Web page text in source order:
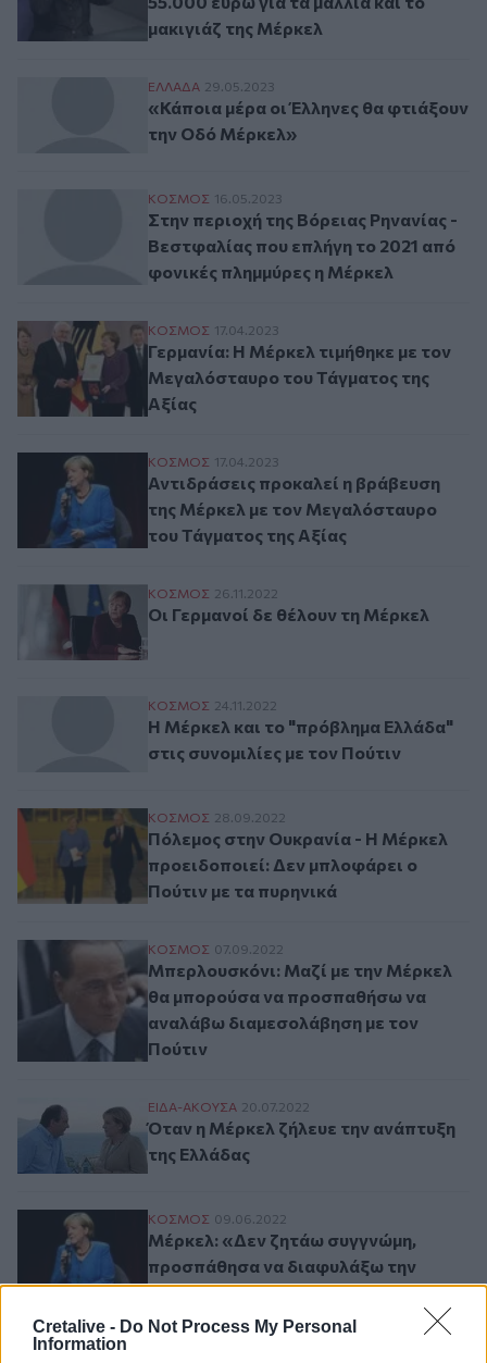
Cretalive - Do Not Process My Personal
Information
μακιγιάζ της Μέρκελ
«Κάποια μέρα οι Έλληνες θα φτιάξουν
ΕΛΛAΔΑ 29.05.2023
«Κάποια μέρα οι Έλληνες θα φτιάξουν
την Οδό Μέρκελ»
Στην περιοχή της Βόρειας Ρηνανίας -
ΚΟΣΜΟΣ 16.05.2023
Στην περιοχή της Βόρειας Ρηνανίας -
Βεστφαλίας που επλήγη το 2021 από
φονικές πλημμύρες η Μέρκελ
Γερμανία: Η Μέρκελ τιμήθηκε με τον
ΚΟΣΜΟΣ 17.04.2023
Γερμανία: Η Μέρκελ τιμήθηκε με τον
Μεγαλόσταυρο του Τάγματος της
Αξίας
Αντιδράσεις προκαλεί η βράβευση της
ΚΟΣΜΟΣ 17.04.2023
Αντιδράσεις προκαλεί η βράβευση
της Μέρκελ με τον Μεγαλόσταυρο
του Τάγματος της Αξίας
Οι Γερμανοί δε θέλουν τη Μέρκελ
ΚΟΣΜΟΣ 26.11.2022
Οι Γερμανοί δε θέλουν τη Μέρκελ
Η Μέρκελ και το "πρόβλημα Ελλάδα" στις
ΚΟΣΜΟΣ 24.11.2022
Η Μέρκελ και το "πρόβλημα Ελλάδα"
στις συνομιλίες με τον Πούτιν
Πόλεμος στην Ουκρανία - Η Μέρκελ
ΚΟΣΜΟΣ 28.09.2022
Πόλεμος στην Ουκρανία - Η Μέρκελ
προειδοποιεί: Δεν μπλοφάρει ο
Πούτιν με τα πυρηνικά
Μπερλουσκόνι: Μαζί με την Μέρκελ θα
ΚΟΣΜΟΣ 07.09.2022
Μπερλουσκόνι: Μαζί με την Μέρκελ
θα μπορούσα να προσπαθήσω να
αναλάβω διαμεσολάβηση με τον
Πούτιν
Όταν η Μέρκελ ζήλευε την ανάπτυξη της
ΕΙΔΑ-ΑΚΟΥΣΑ 20.07.2022
Όταν η Μέρκελ ζήλευε την ανάπτυξη
της Ελλάδας
Μέρκελ: «Δεν ζητάω συγγνώμη,
ΚΟΣΜΟΣ 09.06.2022
Μέρκελ: «Δεν ζητάω συγγνώμη,
προσπάθησα να διαφυλάξω την
ειρήνη στην Ουκρανία»